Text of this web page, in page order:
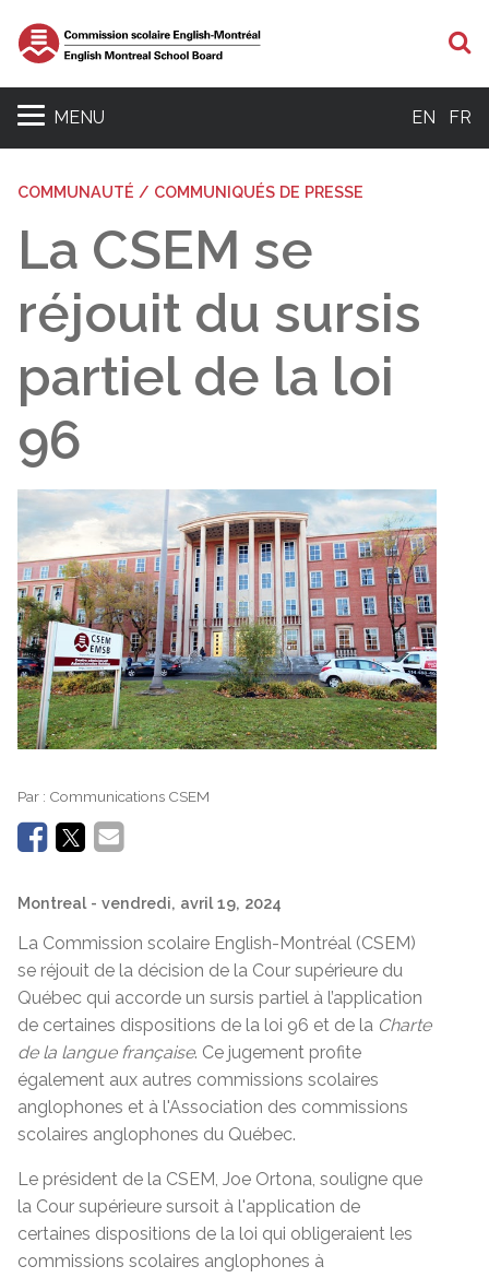
MENU EN FR
COMMUNAUTÉ / COMMUNIQUÉS DE PRESSE
La CSEM se
réjouit du sursis
partiel de la loi
96
Par : Communications CSEM
Montreal - vendredi, avril 19, 2024
La Commission scolaire English-Montréal (CSEM)
se réjouit de la décision de la Cour supérieure du
Québec qui accorde un sursis partiel à l’application
de certaines dispositions de la loi 96 et de la Charte
de la langue française. Ce jugement profite
également aux autres commissions scolaires
anglophones et à l'Association des commissions
scolaires anglophones du Québec.
Le président de la CSEM, Joe Ortona, souligne que
la Cour supérieure sursoit à l'application de
certaines dispositions de la loi qui obligeraient les
commissions scolaires anglophones à